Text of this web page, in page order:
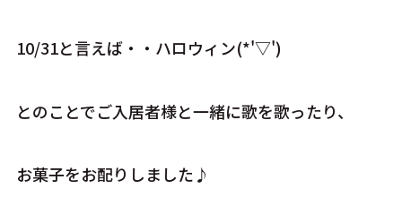
10/31と言えば・・ハロウィン(*'▽')
とのことでご入居者様と一緒に歌を歌ったり、
お菓子をお配りしました♪